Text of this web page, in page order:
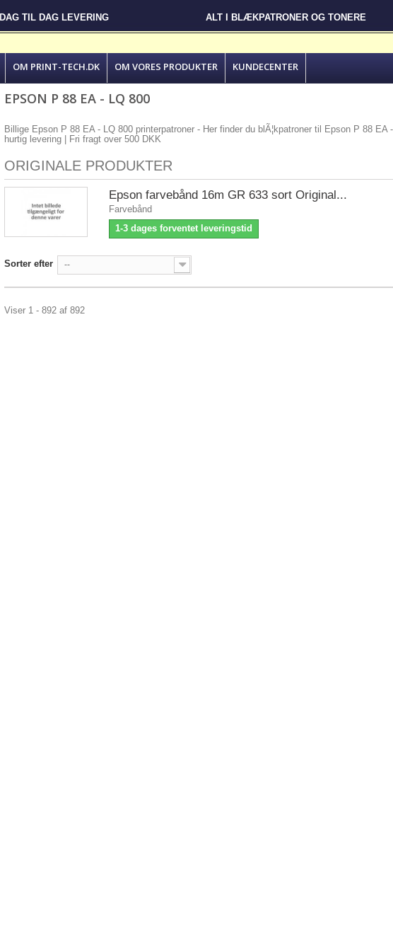
DAG TIL DAG LEVERING ALT I BLÆKPATRONER OG TONERE
OM PRINT-TECH.DK OM VORES PRODUKTER KUNDECENTER
EPSON P 88 EA - LQ 800
Billige Epson P 88 EA - LQ 800 printerpatroner - Her finder du blÃ¦kpatroner til Epson P 88
hurtig levering | Fri fragt over 500 DKK
ORIGINALE PRODUKTER
Epson farvebånd 16m GR 633 sort Original...
Farvebånd
1-3 dages forventet leveringstid
Sorter efter --
Viser 1 - 892 af 892